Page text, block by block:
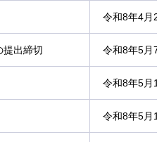
令和8年4月
提出締切 令和8年5月7
令和8年5月
令和8年5月